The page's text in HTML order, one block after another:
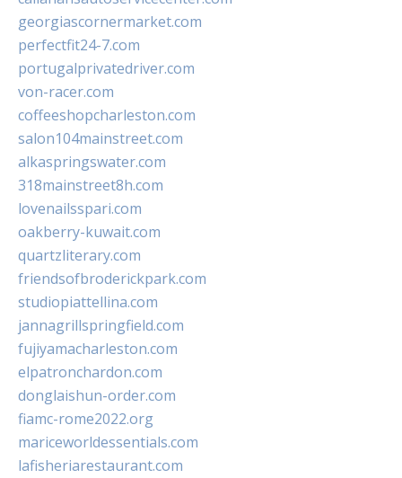
georgiascornermarket.com
perfectfit24-7.com
portugalprivatedriver.com
von-racer.com
coffeeshopcharleston.com
salon104mainstreet.com
alkaspringswater.com
318mainstreet8h.com
lovenailsspari.com
oakberry-kuwait.com
quartzliterary.com
friendsofbroderickpark.com
studiopiattellina.com
jannagrillspringfield.com
fujiyamacharleston.com
elpatronchardon.com
donglaishun-order.com
fiamc-rome2022.org
mariceworldessentials.com
lafisheriarestaurant.com